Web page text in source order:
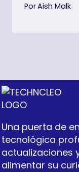
PorAish Malk
Una puerta de
tecnológica
actualizaciones
alimentar su